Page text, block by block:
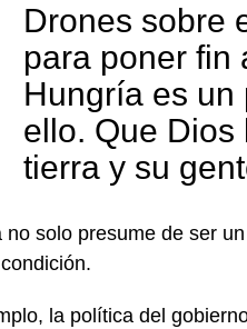
Drones sobre
para poner fin
Hungría es un
ello. Que
tierra y su
no solo presume de ser
la política del